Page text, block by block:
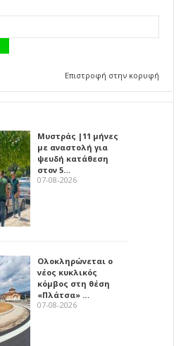
Επιστροφή στην κορυφή
Μυστράς |11 μήνες
με αναστολή για
ψευδή κατάθεση
στον 5…
07-08-2026
Ολοκληρώνεται ο
νέος κυκλικός
κόμβος στη θέση
«Πλάτσα» …
07-08-2026